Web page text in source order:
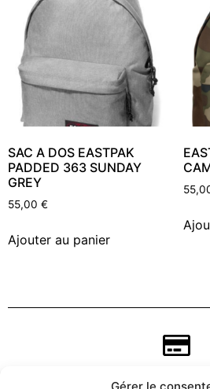
SAC A DOS EASTPAK
PADDED 363 SUNDAY
GREY
55,00 €
Ajouter au panier